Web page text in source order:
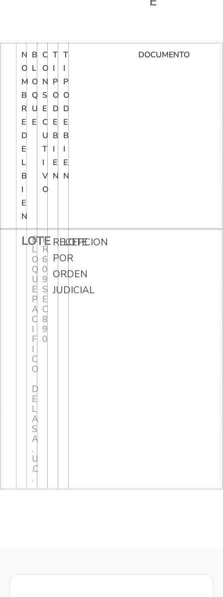
N
O
M
B
R
E
D
E
L
B
I
E
N
B
L
O
Q
U
E
C
O
N
S
E
C
U
T
I
V
O
T
I
P
O
D
E
B
I
E
N
T
I
P
O
D
E
B
I
E
N
DOCUMENTO
LOTE
B
L
O
Q
U
E
P
A
C
I
F
I
C
O
D
E
L
A
S
A
.
U
.C
.
I
R
6
0
9
S
E
C
8
9
0
RECEPCION
POR
ORDEN
JUDICIAL
LOTE